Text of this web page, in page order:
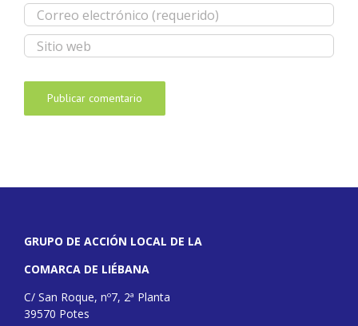
GRUPO DE ACCIÓN LOCAL DE LA
COMARCA DE LIÉBANA
C/ San Roque, nº7, 2ª Planta
39570 Potes